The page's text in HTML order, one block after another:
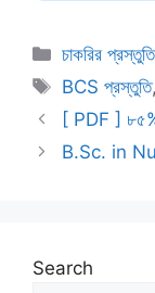
Categories
চাকরির
Tags
BCS প্রস্তুতি
[ PDF ]
B.Sc. in
Search